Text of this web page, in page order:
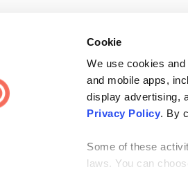
Cookie
We use cookies
and mobile apps,
display advertising,
Privacy Policy. By
Some of these
laws. You can
other files into interactive flipbooks and
every channel.